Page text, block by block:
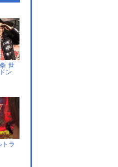
世
ン
ラ